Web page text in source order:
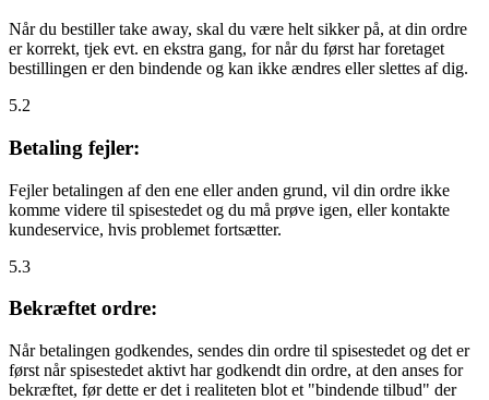
Når du bestiller take away, skal du være helt sikker på, at din ordre
er korrekt, tjek evt. en ekstra gang, for når du først har foretaget
bestillingen er den bindende og kan ikke ændres eller slettes af dig.
5.2
Betaling fejler:
Fejler betalingen af den ene eller anden grund, vil din ordre ikke
komme videre til spisestedet og du må prøve igen, eller kontakte
kundeservice, hvis problemet fortsætter.
5.3
Bekræftet ordre:
Når betalingen godkendes, sendes din ordre til spisestedet og det er
først når spisestedet aktivt har godkendt din ordre, at den anses for
bekræftet, før dette er det i realiteten blot et "bindende tilbud" der